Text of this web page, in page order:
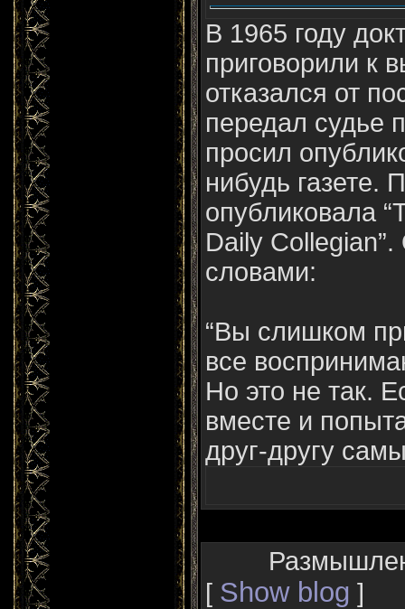
В 1965 году
приговорили к
отказался от
передал судье
просил
нибудь газете.
опубликовала
Daily
словами:
“Вы слишком
все
Но это не так.
вместе и
друг-другу
[ Show blog ]